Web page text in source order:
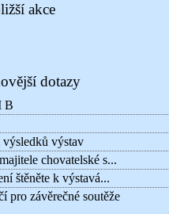
akce
dotazy
B
výsledků výstav
chovatelské s...
štěněte k výstavá...
pro závěrečné soutěže